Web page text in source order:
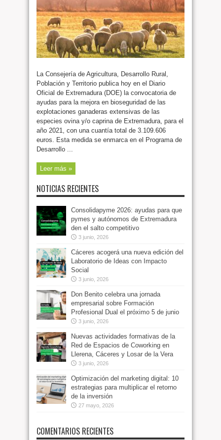
La Consejería de Agricultura, Desarrollo Rural,
Población y Territorio publica hoy en el Diario
Oficial de Extremadura (DOE) la convocatoria de
ayudas para la mejora en bioseguridad de las
explotaciones ganaderas extensivas de las
especies ovina y/o caprina de Extremadura, para el
año 2021, con una cuantía total de 3.109.606
euros. Esta medida se enmarca en el Programa de
Desarrollo ...
Leer más »
NOTICIAS RECIENTES
Consolidapyme 2026: ayudas para que
pymes y autónomos de Extremadura
den el salto competitivo
3 junio, 2026
Cáceres acogerá una nueva edición del
Laboratorio de Ideas con Impacto
Social
3 junio, 2026
Don Benito celebra una jornada
empresarial sobre Formación
Profesional Dual el próximo 5 de junio
3 junio, 2026
Nuevas actividades formativas de la
Red de Espacios de Coworking en
Llerena, Cáceres y Losar de la Vera
3 junio, 2026
Optimización del marketing digital: 10
estrategias para multiplicar el retorno
de la inversión
27 mayo, 2026
COMENTARIOS RECIENTES